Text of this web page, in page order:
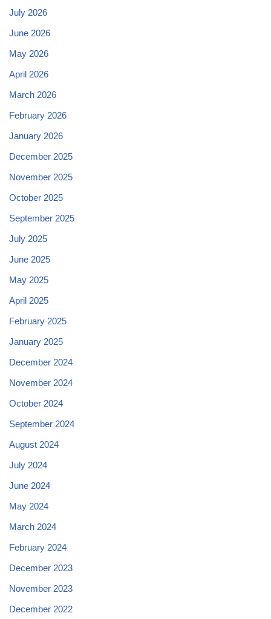
July 2026
June 2026
May 2026
April 2026
March 2026
February 2026
January 2026
December 2025
November 2025
October 2025
September 2025
July 2025
June 2025
May 2025
April 2025
February 2025
January 2025
December 2024
November 2024
October 2024
September 2024
August 2024
July 2024
June 2024
May 2024
March 2024
February 2024
December 2023
November 2023
December 2022